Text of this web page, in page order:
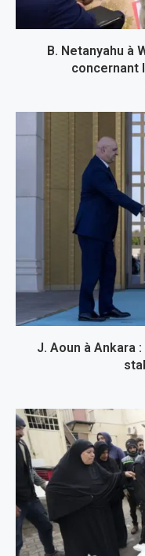
B. Netanyahu à
concernant
J. Aoun à Ankara